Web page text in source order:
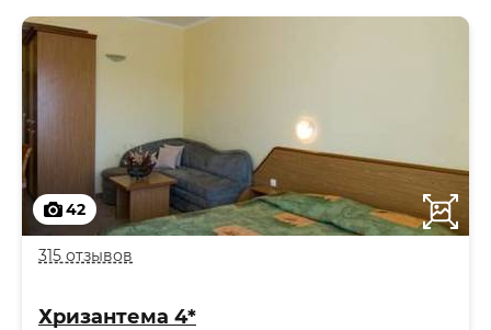
42
315 отзывов
Хризантема 4*